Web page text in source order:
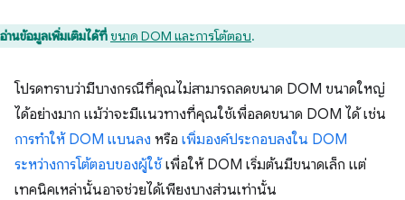
อ่านข้อมูลเพิ่มเติมได้ที่ขนาด DOM และการโต้ตอบ.
โปรดทราบว่ามีบางกรณีที่คุณไม่สามารถลดขนาด DOM ขนาดใหญ่
ได้อย่างมาก แม้ว่าจะมีแนวทางที่คุณใช้เพื่อลดขนาด DOM ได้ เช่น
การทำให้ DOM แบนลง หรือ เพิ่มองค์ประกอบลงใน DOM
ระหว่างการโต้ตอบของผู้ใช้เพื่อให้ DOM เริ่มต้นมีขนาดเล็ก แต่
เทคนิคเหล่านั้นอาจช่วยได้เพียงบางส่วนเท่านั้น